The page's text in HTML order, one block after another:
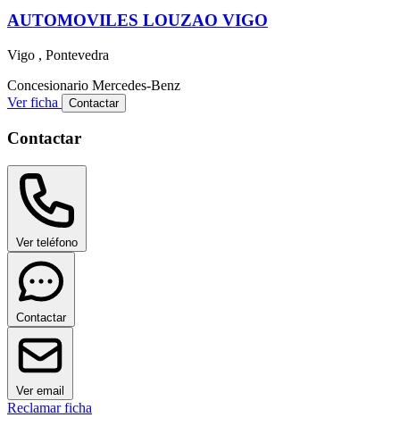
AUTOMOVILES LOUZAO VIGO
Vigo , Pontevedra
Concesionario Mercedes-Benz
Ver ficha
Contactar
Contactar
Ver teléfono
Contactar
Ver email
Reclamar ficha